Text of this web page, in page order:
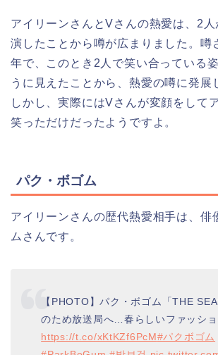
アイリーンさんとVさんの熱愛は、2
演したことから噂が広まりました。噂
年で、このとき2人で笑い合っている
うに見えたことから、熱愛の噂に発展
しかし、実際にはVさんが変顔をして
笑っただけだったようですよ。
パク・ボゴム
アイリーンさんの歴代熱愛相手は、俳
ムさんです。
【PHOTO】パク・ボゴム「THE
のため放送局へ…春らしいファッシ
https://t.co/xKtKZf6PcM#パクボゴム